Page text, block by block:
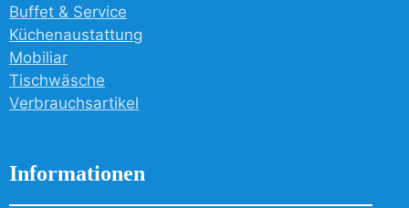
Buffet & Service
Küchenaustattung
Mobiliar
Tischwäsche
Verbrauchsartikel
Informationen